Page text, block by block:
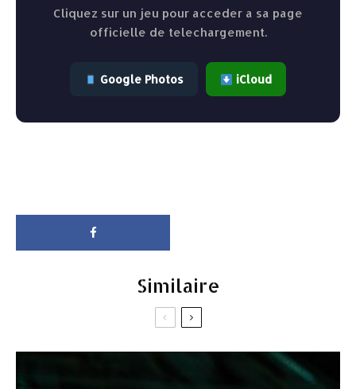
Cliquez sur un jeu pour acceder a sa page
officielle de telechargement.
Google Photos iCloud
Similaire